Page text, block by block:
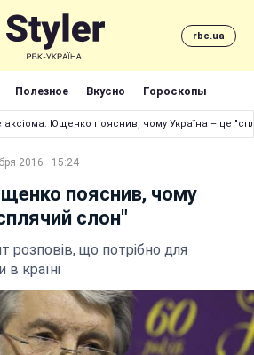
rbc.ua
Полезное Вкусно Гороскопы
аксіома: Ющенко пояснив, чому Україна – це
2016 · 15:24
пояснив, чому
слон"
розповів, що потрібно для
в країні